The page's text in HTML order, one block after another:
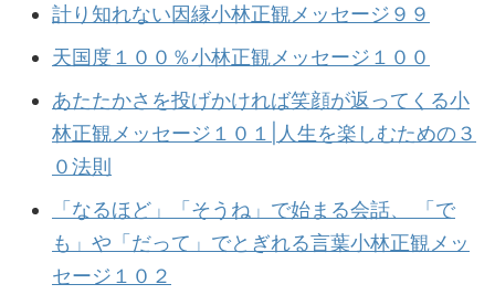
計り知れない因縁小林正観メッセージ９９
天国度１００％小林正観メッセージ１００
あたたかさを投げかければ笑顔が返ってくる小
林正観メッセージ１０１|人生を楽しむための３
０法則
「なるほど」「そうね」で始まる会話、 「で
も」や「だって」でとぎれる言葉小林正観メッ
セージ１０２